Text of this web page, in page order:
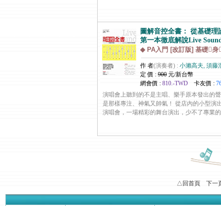
圖解音控全書： 從基礎理
第一本徹底解說Live
◆ PA入門 [改訂版] 基礎身
作 者(演奏者) : 小瀨高夫, 須藤
定 價 : 900 元/新台幣
網會價 : 810.-TWD 卡友價 :
演唱會上聽到的不是主唱、樂手原本發出的
是那樣專注、神氣又帥氣！ 從店內的小型演
演唱會，一場精彩的舞台演出，少不了專業
△回首頁 下一